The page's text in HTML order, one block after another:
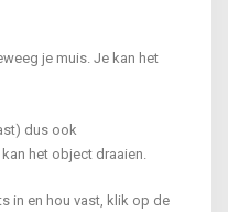
je muis. Je kan het
dus ook
het object draaien.
in en hou vast, klik op de